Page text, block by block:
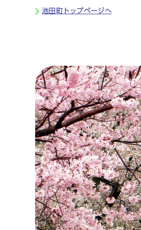
ページの先頭です
池田町トップページへ